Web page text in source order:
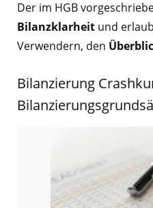
Der im HGB
Bilanzklarheit und
Verwendern, den
Bilanzierung